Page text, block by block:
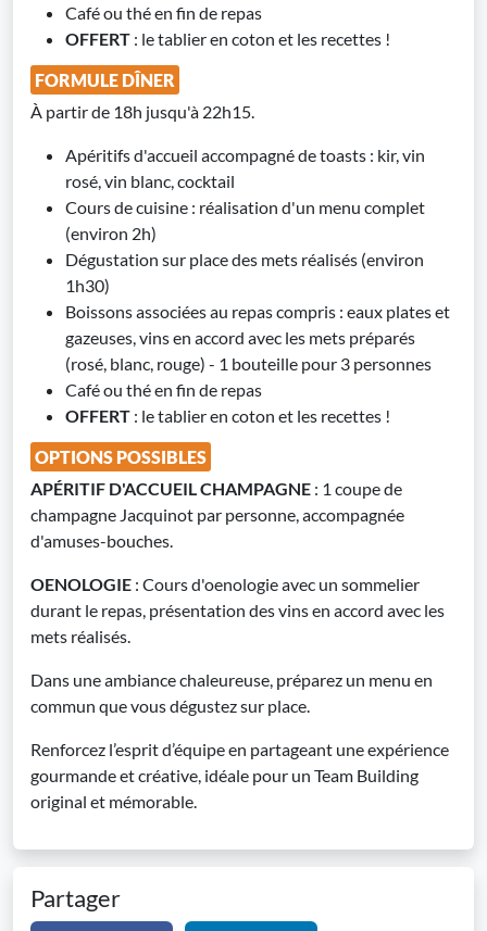
Café ou thé en fin de repas
OFFERT : le tablier en coton et les recettes !
FORMULE DÎNER
À partir de 18h jusqu'à 22h15.
Apéritifs d'accueil accompagné de toasts : kir, vin
rosé, vin blanc, cocktail
Cours de cuisine : réalisation d'un menu complet
(environ 2h)
Dégustation sur place des mets réalisés (environ
1h30)
Boissons associées au repas compris : eaux plates et
gazeuses, vins en accord avec les mets préparés
(rosé, blanc, rouge) - 1 bouteille pour 3 personnes
Café ou thé en fin de repas
OFFERT : le tablier en coton et les recettes !
OPTIONS POSSIBLES
APÉRITIF D'ACCUEIL CHAMPAGNE : 1 coupe de
champagne Jacquinot par personne, accompagnée
d'amuses-bouches.
OENOLOGIE : Cours d'oenologie avec un sommelier
durant le repas, présentation des vins en accord avec les
mets réalisés.
Dans une ambiance chaleureuse, préparez un menu en
commun que vous dégustez sur place.
Renforcez l’esprit d’équipe en partageant une expérience
gourmande et créative, idéale pour un Team Building
original et mémorable.
Partager